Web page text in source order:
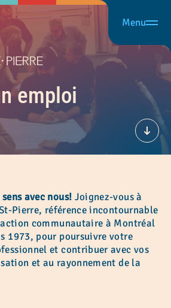
Menu
emploi
avec nous! Joignez-vous à
Pierre, référence incontournable
communautaire à Montréal
1973, pour poursuivre votre
et contribuer avec vos
et au rayonnement de la